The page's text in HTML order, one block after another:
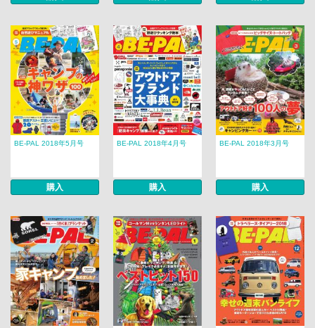
BE-PAL 2018年5月号
購入
BE-PAL 2018年4月号
購入
BE-PAL 2018年3月号
購入